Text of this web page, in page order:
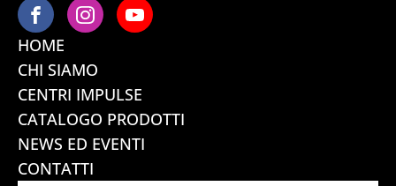
HOME
CHI SIAMO
CENTRI IMPULSE
CATALOGO PRODOTTI
NEWS ED EVENTI
CONTATTI